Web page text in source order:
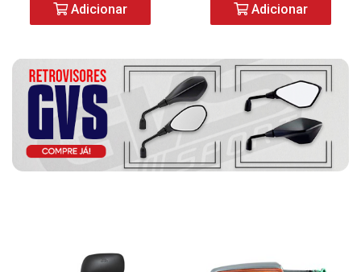
Adicionar Adicionar